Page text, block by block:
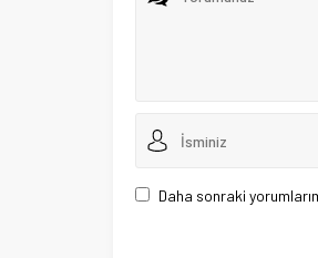
Daha sonraki